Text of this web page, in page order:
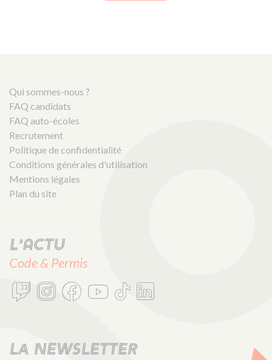
Qui sommes-nous ?
FAQ candidats
FAQ auto-écoles
Recrutement
Politique de confidentialité
Conditions générales d'utilisation
Mentions légales
Plan du site
L'actu
Code & Permis
LA NEWSLETTER